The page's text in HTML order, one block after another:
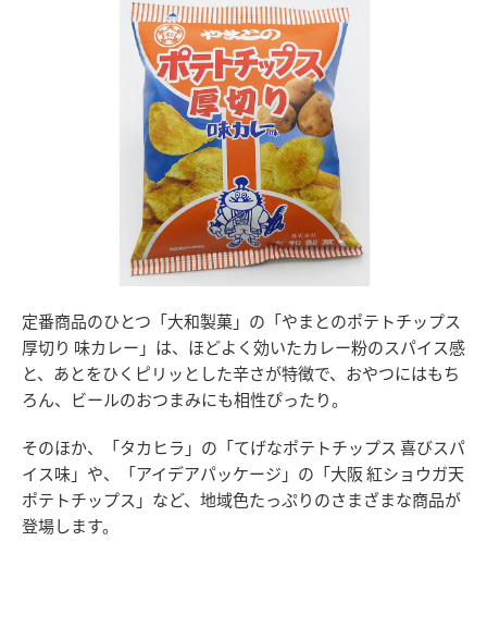
定番商品のひとつ「大和製菓」の「やまとのポテトチップス
厚切り 味カレー」は、ほどよく効いたカレー粉のスパイス感
と、あとをひくピリッとした辛さが特徴で、おやつにはもち
ろん、ビールのおつまみにも相性ぴったり。
そのほか、「タカヒラ」の「てげなポテトチップス 喜びスパ
イス味」や、「アイデアパッケージ」の「大阪 紅ショウガ天
ポテトチップス」など、地域色たっぷりのさまざまな商品が
登場します。